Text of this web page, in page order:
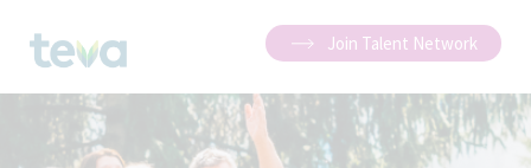
Join Talent Network